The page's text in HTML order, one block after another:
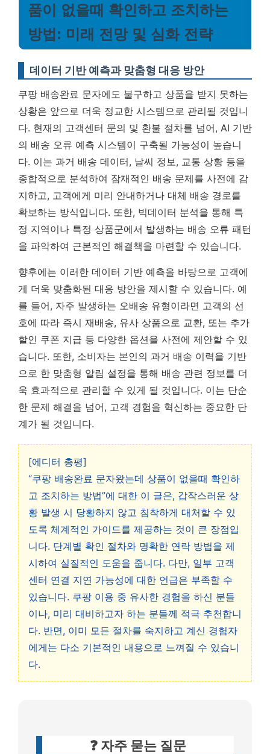
품이 없을때 확인하고 조치하는
방법: 미래 전망 및 심화 전략
데이터 기반 예측과 맞춤형 대응 방안
쿠팡 배송완료 문자에도 불구하고 상품을 받지 못하는
상황은 앞으로 더욱 정교한 시스템으로 관리될 것입니
다. 현재의 고객센터 문의 및 환불 절차를 넘어, AI 기반
의 배송 오류 예측 시스템이 구축될 가능성이 높습니
다. 이는 과거 배송 데이터, 날씨 정보, 교통 상황 등을
종합적으로 분석하여 잠재적인 배송 문제를 사전에 감
지하고, 고객에게 미리 안내하거나 대체 배송 경로를
확보하는 방식입니다. 또한, 빅데이터 분석을 통해 특
정 지역이나 특정 상품군에서 발생하는 배송 오류 패턴
을 파악하여 근본적인 해결책을 마련할 수 있습니다.
향후에는 이러한 데이터 기반 예측을 바탕으로 고객에
게 더욱 맞춤화된 대응 방안을 제시할 수 있습니다. 예
를 들어, 자주 발생하는 오배송 유형이라면 고객의 선
호에 따라 즉시 재배송, 유사 상품으로 교환, 또는 추가
할인 쿠폰 지급 등 다양한 옵션을 사전에 제안할 수 있
습니다. 또한, 소비자는 본인의 과거 배송 이력을 기반
으로 한 맞춤형 알림 설정을 통해 배송 관련 정보를 더
욱 효과적으로 관리할 수 있게 될 것입니다. 이는 단순
한 문제 해결을 넘어, 고객 경험을 혁신하는 중요한 단
계가 될 것입니다.
[에디터 총평]
“쿠팡 배송완료 문자왔는데 상품이 없을때 확인하
고 조치하는 방법”에 대한 이 글은, 갑작스러운 상
황 발생 시 당황하지 않고 침착하게 대처할 수 있
도록 체계적인 가이드를 제공하는 것이 큰 장점입
니다. 단계별 확인 절차와 명확한 연락 방법을 제
시하여 실질적인 도움을 줍니다. 다만, 일부 고객
센터 연결 지연 가능성에 대한 언급은 부족할 수
있습니다. 쿠팡 이용 중 유사한 경험을 하신 분들
이나, 미리 대비하고자 하는 분들께 적극 추천합니
다. 반면, 이미 모든 절차를 숙지하고 계신 경험자
에게는 다소 기본적인 내용으로 느껴질 수 있습니
다.
❓ 자주 묻는 질문